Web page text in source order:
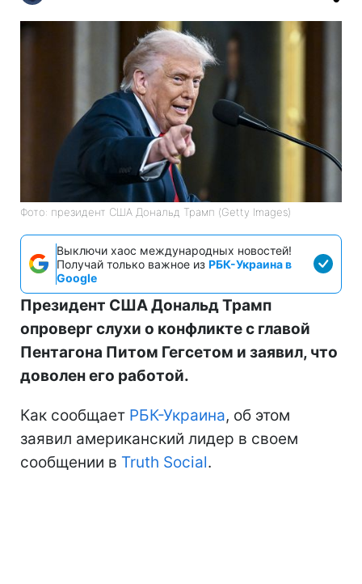
Фото: президент США Дональд Трамп (Getty Images)
Выключи хаос международных новостей!
Получай только важное из РБК-Украина в
Google
Президент США Дональд Трамп
опроверг слухи о конфликте с главой
Пентагона Питом Гегсетом и заявил, что
доволен его работой.
Как сообщает РБК-Украина, об этом
заявил американский лидер в своем
сообщении в Truth Social.